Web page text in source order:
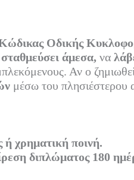
Οδικής
σταθμεύσει άμεσα, να
Αν ο
μέσω του πλησιέστερου
ή χρηματική ποινή.
διπλώματος 180